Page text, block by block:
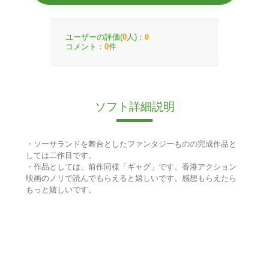
ユーザーの評価(0 人)： 0
コメント： 0件
ソフト詳細説明
・ソーサランドを舞台としたファンタジーものの完成作品と
しては二作目です。
・作品としては、前作同様「ギャグ」です。香港アクション
映画のノリで読んでもらえると嬉しいです。感想もらえたら
もっと嬉しいです。